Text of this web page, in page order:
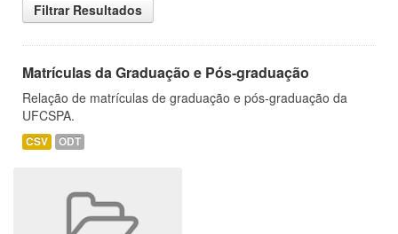
Filtrar Resultados
Matrículas da Graduação e Pós-graduação
Relação de matrículas de graduação e pós-graduação da
UFCSPA.
CSV ODT